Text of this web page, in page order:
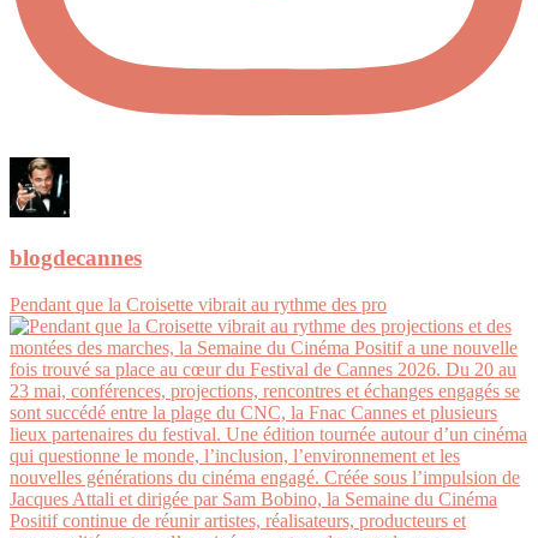
blogdecannes
Pendant que la Croisette vibrait au rythme des pro